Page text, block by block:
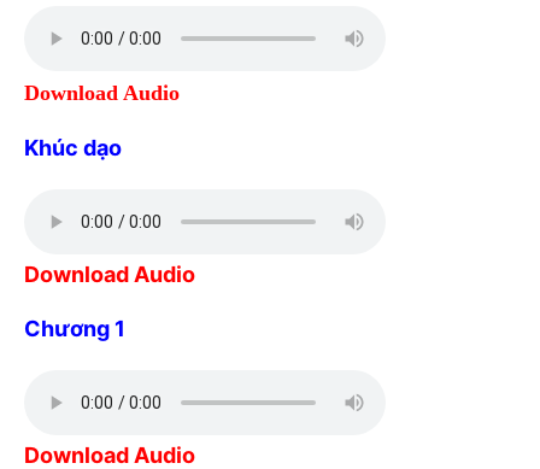
Download Audio
Khúc dạo
Download Audio
Chương 1
Download Audio